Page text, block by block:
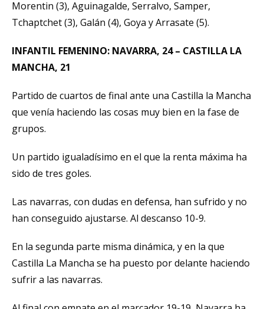
Morentin (3), Aguinagalde, Serralvo, Samper,
Tchaptchet (3), Galán (4), Goya y Arrasate (5).
INFANTIL FEMENINO: NAVARRA, 24 – CASTILLA LA
MANCHA, 21
Partido de cuartos de final ante una Castilla la Mancha
que venía haciendo las cosas muy bien en la fase de
grupos.
Un partido igualadísimo en el que la renta máxima ha
sido de tres goles.
Las navarras, con dudas en defensa, han sufrido y no
han conseguido ajustarse. Al descanso 10-9.
En la segunda parte misma dinámica, y en la que
Castilla La Mancha se ha puesto por delante haciendo
sufrir a las navarras.